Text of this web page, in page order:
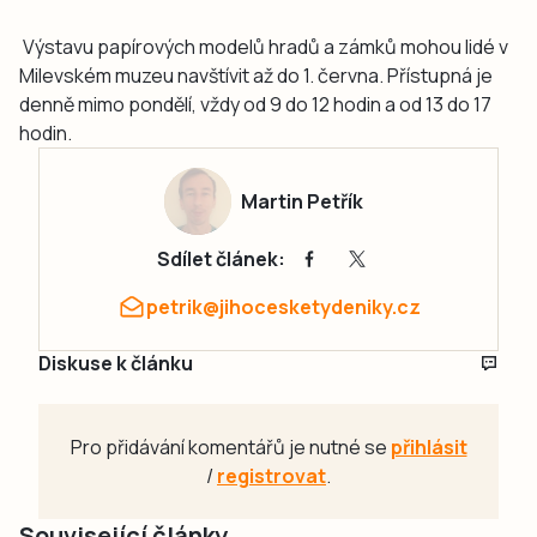
Výstavu papírových modelů hradů a zámků mohou lidé v
Milevském muzeu navštívit až do 1. června. Přístupná je
denně mimo pondělí, vždy od 9 do 12 hodin a od 13 do 17
hodin.
Martin Petřík
Sdílet článek:
petrik@jihocesketydeniky.cz
Diskuse k článku
Pro přidávání komentářů je nutné se přihlásit
/registrovat.